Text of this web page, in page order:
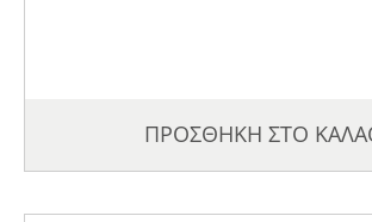
ΠΡΟΣΘΗΚΗ ΣΤΟ